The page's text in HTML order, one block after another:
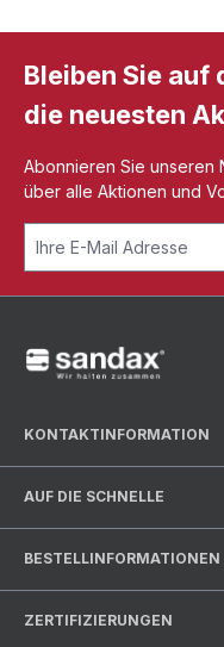
Bleiben Sie auf
die neuesten
Abonnieren Sie unseren
über alle Aktionen und
KONTAKTINFORMATION
AUF DIE SCHNELLE
ZERTIFIZIERUNGEN